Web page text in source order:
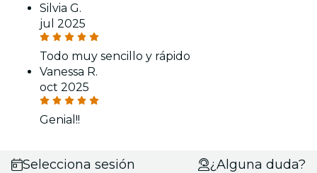
Silvia G.
jul 2025
Todo muy sencillo y rápido
Vanessa R.
oct 2025
Genial!!
Selecciona sesión ¿Alguna duda?